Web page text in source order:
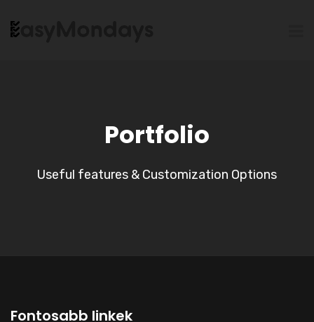
Portfolio
Useful features & Customization Options
Fontosabb linkek